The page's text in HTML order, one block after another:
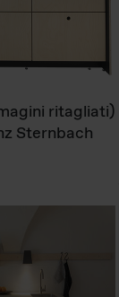
ritagliati)
Sternbach